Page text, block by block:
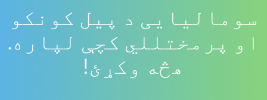
سومالیایی د پیل کونکو
او پرمختللي کچې لپاره.
هڅه وکړئ!